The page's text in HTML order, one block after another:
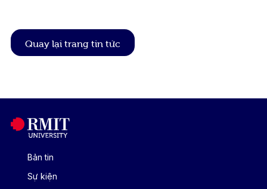
Quay lại trang tin tức
Bản tin
Sự kiện